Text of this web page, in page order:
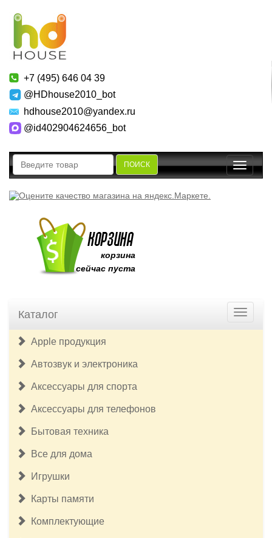
+7 (495) 646 04 39
@HDhouse2010_bot
hdhouse2010@yandex.ru
@id402904624656_bot
ПОИСК
Toggle
корзина
сейчас пуста
Каталог
Apple продукция
Автозвук и электроника
Аксессуары для спорта
Аксессуары для телефонов
Бытовая техника
Все для дома
Игрушки
Карты памяти
Комплектующие